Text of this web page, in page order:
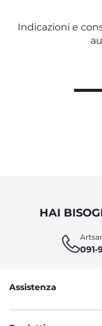
Indicazioni e
HAI
091-
Assistenza